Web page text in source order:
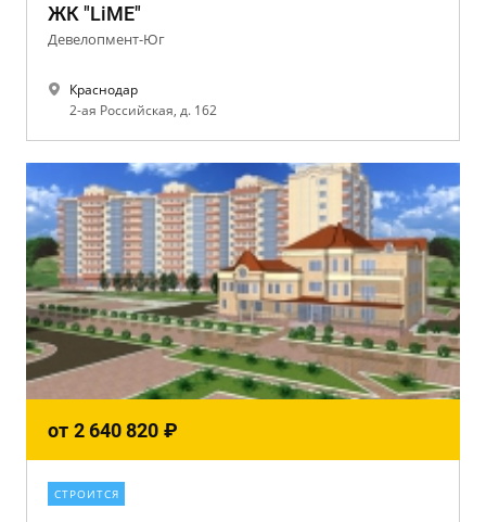
ЖК "LiME"
Девелопмент-Юг
Краснодар
2-ая Российская, д. 162
от 2 640 820 ₽
СТРОИТСЯ